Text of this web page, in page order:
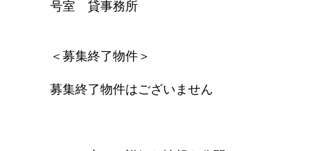
号室 貸事務所
＜募集終了物件＞
募集終了物件はございません